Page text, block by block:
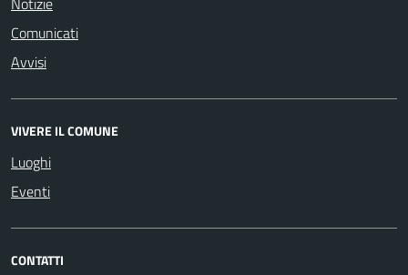
Comunicati
Avvisi
VIVERE IL COMUNE
Luoghi
Eventi
CONTATTI